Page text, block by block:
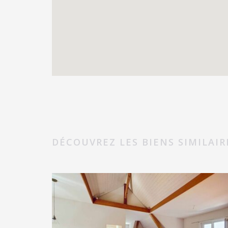
DÉCOUVREZ LES BIENS